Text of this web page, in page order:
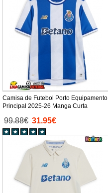
Camisa de Futebol Porto Equipamento
Principal 2025-26 Manga Curta
99.88€ 31.95€